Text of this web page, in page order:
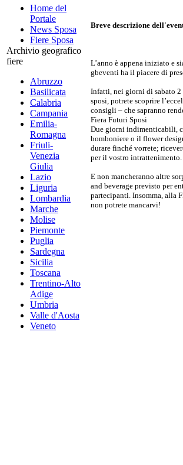
Home del
Portale
News Sposa
Fiere Sposa
Archivio geografico
fiere
Abruzzo
Basilicata
Calabria
Campania
Emilia-
Romagna
Friuli-
Venezia
Giulia
Lazio
Liguria
Lombardia
Marche
Molise
Piemonte
Puglia
Sardegna
Sicilia
Toscana
Trentino-Alto
Adige
Umbria
Valle d'Aosta
Veneto
Breve descrizione
L’anno è appena iniziato e
gbeventi ha il piacere di
Infatti, nei giorni di sabato 2
sposi, potrete scoprire
consigli – che sapranno
Fiera Futuri Sposi
Due giorni indimenticabili,
bomboniere o il flower
durare finché vorrete;
per il vostro intrattenimento.
E non mancheranno altre
and beverage previsto per
partecipanti. Insomma, alla
non potrete mancarvi!